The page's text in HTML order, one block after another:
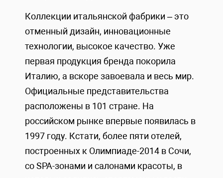
Коллекции итальянской фабрики – это
отменный дизайн, инновационные
технологии, высокое качество. Уже
первая продукция бренда покорила
Италию, а вскоре завоевала и весь мир.
Официальные представительства
расположены в 101 стране. На
российском рынке впервые появилась в
1997 году. Кстати, более пяти отелей,
построенных к Олимпиаде-2014 в Сочи,
со SPA-зонами и салонами красоты, в